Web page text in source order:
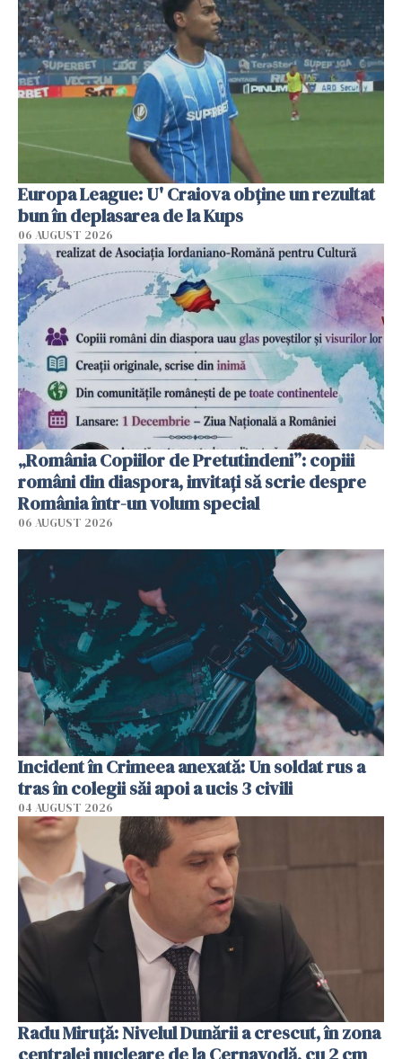
Europa League: U' Craiova obține un rezultat
bun în deplasarea de la Kups
06 AUGUST 2026
„România Copiilor de Pretutindeni”: copiii
români din diaspora, invitați să scrie despre
România într-un volum special
06 AUGUST 2026
Incident în Crimeea anexată: Un soldat rus a
tras în colegii săi apoi a ucis 3 civili
04 AUGUST 2026
Radu Miruţă: Nivelul Dunării a crescut, în zona